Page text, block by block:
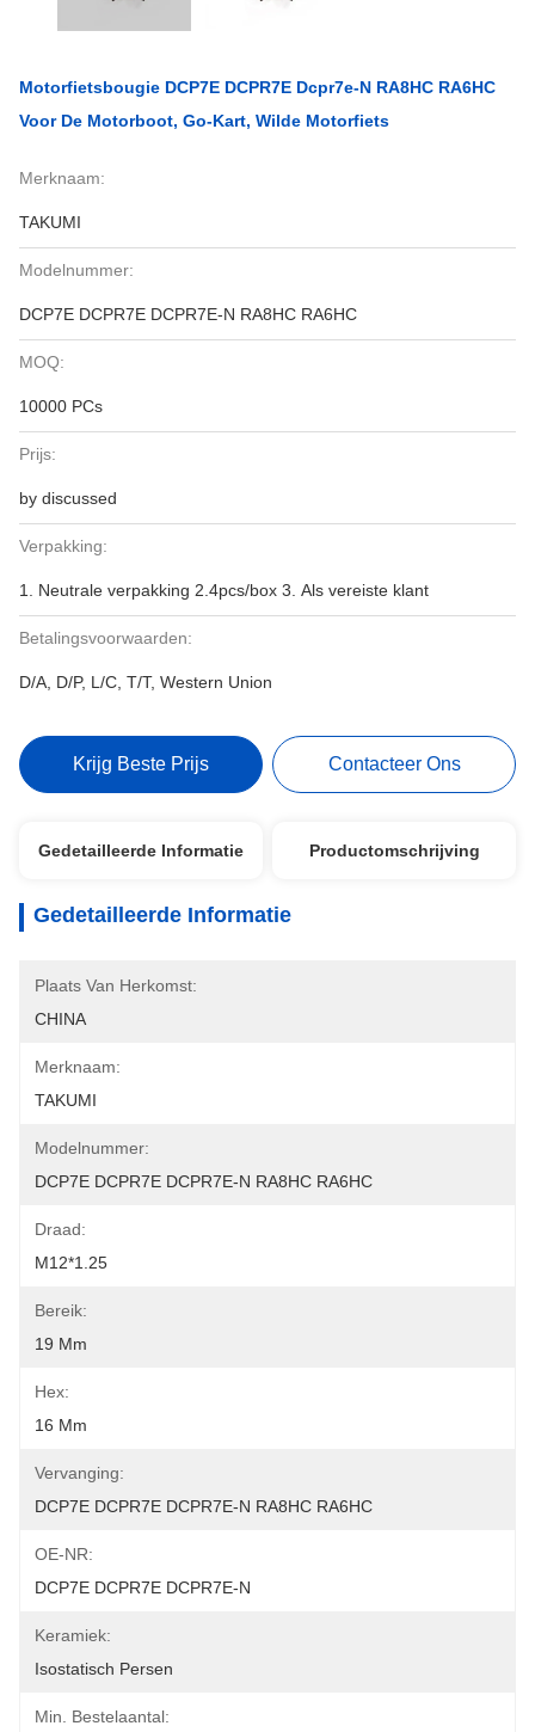
Motorfietsbougie DCP7E DCPR7E Dcpr7e-N RA8HC RA6HC
Voor De Motorboot, Go-Kart, Wilde Motorfiets
Merknaam:
TAKUMI
Modelnummer:
DCP7E DCPR7E DCPR7E-N RA8HC RA6HC
MOQ:
10000 PCs
Prijs:
by discussed
Verpakking:
1. Neutrale verpakking 2.4pcs/box 3. Als vereiste klant
Betalingsvoorwaarden:
D/A, D/P, L/C, T/T, Western Union
Krijg Beste Prijs Contacteer Ons
Gedetailleerde Informatie Productomschrijving
Gedetailleerde Informatie
Plaats Van Herkomst:
CHINA
Merknaam:
TAKUMI
Modelnummer:
DCP7E DCPR7E DCPR7E-N RA8HC RA6HC
Draad:
M12*1.25
Bereik:
19 Mm
Hex:
16 Mm
Vervanging:
DCP7E DCPR7E DCPR7E-N RA8HC RA6HC
OE-NR:
DCP7E DCPR7E DCPR7E-N
Keramiek:
Isostatisch Persen
Min. Bestelaantal: